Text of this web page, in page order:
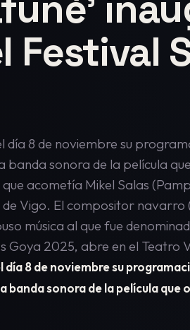
Festival
día 8 de noviembre su
banda sonora de la película
acometía Mikel Salas
Vigo. El compositor navarro
música al que fue
Goya 2025, abre en el Teatro
8 de noviembre su
banda sonora de la película que